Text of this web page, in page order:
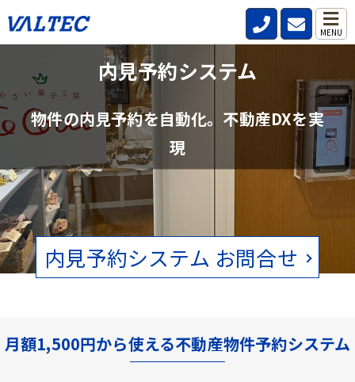
MENU
内見予約システム
物件の内見予約を自動化。不動産DXを実
現
内見予約システム お問合せ
不動産管理会社と仲介会社の内見確認の
手間を削減
賃貸物件の空状況をリアルタイムで確認。電話、FAXの手間をなくし
月額1,500円から使える不動産物件予約システム